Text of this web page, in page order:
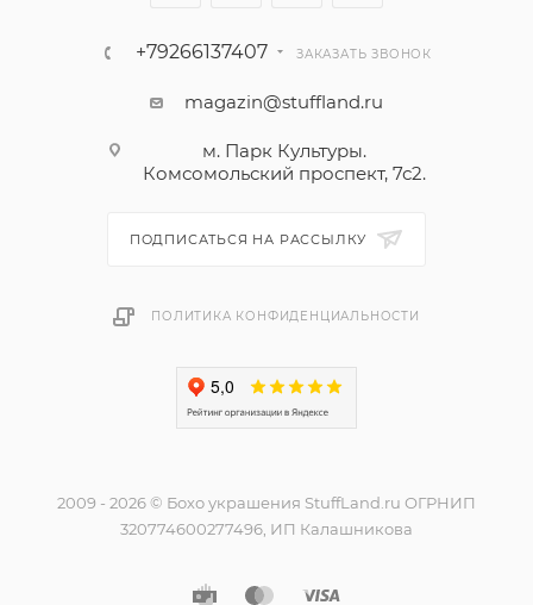
+79266137407 ЗАКАЗАТЬ ЗВОНОК
magazin@stuffland.ru
м. Парк Культуры.
Комсомольский проспект, 7с2.
ПОДПИСАТЬСЯ НА РАССЫЛКУ
ПОЛИТИКА КОНФИДЕНЦИАЛЬНОСТИ
2009 - 2026 © Бохо украшения StuffLand.ru ОГРНИП
320774600277496, ИП Калашникова